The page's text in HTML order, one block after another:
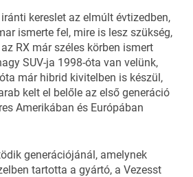
kereslet az elmúlt évtizedben,
ismerte fel, mire is lesz szükség,
RX már széles körben ismert
SUV-ja 1998-óta van velünk,
már hibrid kivitelben is készül,
kelt el belőle az első generáció
Amerikában és Európában
generációjánál, amelynek
tartotta a gyártó, a Vezesst